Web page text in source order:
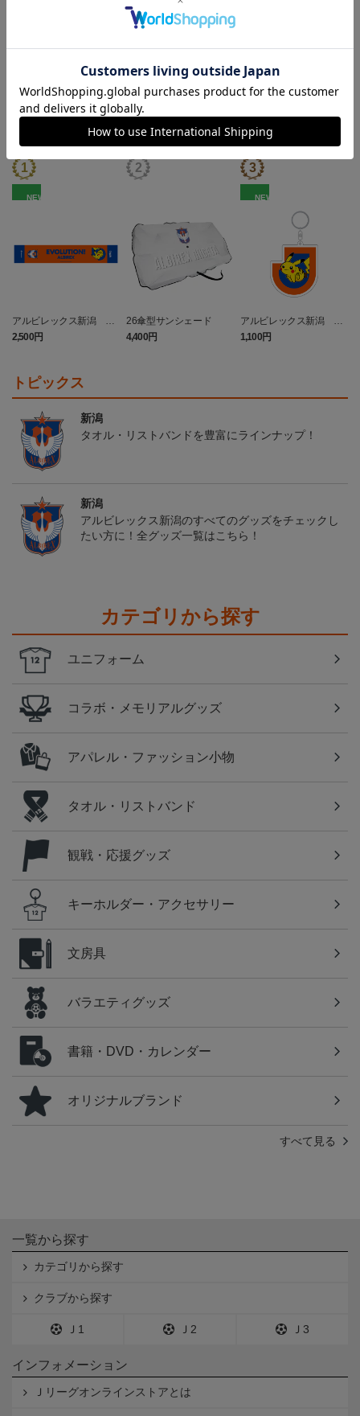
ギフト対応について
NEW
アルビレックス新潟 ピ
カチュウ タオルマフラー
2,500円
26傘型サンシェード
4,400円
NEW
アルビレックス新潟 ピ
カチュウ キーホルダー
1,100円
トピックス
新潟
タオル・リストバンドを豊富にラインナップ！
新潟
アルビレックス新潟のすべてのグッズをチェックし
たい方に！全グッズ一覧はこちら！
カテゴリから探す
ユニフォーム
コラボ・メモリアルグッズ
アパレル・ファッション小物
タオル・リストバンド
観戦・応援グッズ
キーホルダー・アクセサリー
文房具
バラエティグッズ
書籍・DVD・カレンダー
オリジナルブランド
すべて見る
一覧から探す
カテゴリから探す
クラブから探す
Ｊ1 Ｊ2 Ｊ3
インフォメーション
Ｊリーグオンラインストアとは